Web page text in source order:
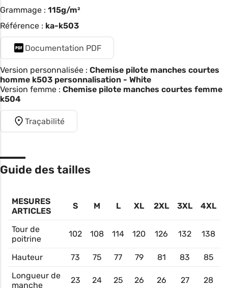
Grammage : 115g/m²
Référence : ka-k503
Documentation PDF
Version personnalisée : Chemise pilote manches courtes
homme k503 personnalisation - White
Version femme : Chemise pilote manches courtes femme
k504
Traçabilité
Guide des tailles
MESURES
ARTICLES
S M L XL 2XL 3XL 4XL
Tour de
poitrine
102 108 114 120 126 132 138
Hauteur 73 75 77 79 81 83
85
Longueur de
manche
23 24 25 26 26 27 28